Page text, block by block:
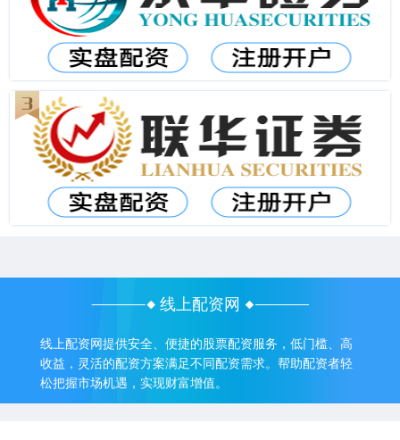
线上配资网
线上配资网提供安全、便捷的股票配资服务，低门槛、高
收益，灵活的配资方案满足不同配资需求。帮助配资者轻
松把握市场机遇，实现财富增值。